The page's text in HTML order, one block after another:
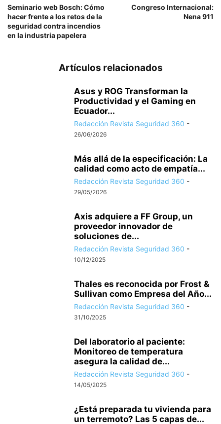
Seminario web Bosch: Cómo
hacer frente a los retos de la
seguridad contra incendios
en la industria papelera
Congreso Internacional:
Nena 911
Artículos relacionados
Asus y ROG Transforman la
Productividad y el Gaming en
Ecuador...
Redacción Revista Seguridad 360 -
26/06/2026
Más allá de la especificación: La
calidad como acto de empatía...
Redacción Revista Seguridad 360 -
29/05/2026
Axis adquiere a FF Group, un
proveedor innovador de
soluciones de...
Redacción Revista Seguridad 360 -
10/12/2025
Thales es reconocida por Frost &
Sullivan como Empresa del Año...
Redacción Revista Seguridad 360 -
31/10/2025
Del laboratorio al paciente:
Monitoreo de temperatura
asegura la calidad de...
Redacción Revista Seguridad 360 -
14/05/2025
¿Está preparada tu vivienda para
un terremoto? Las 5 capas de...